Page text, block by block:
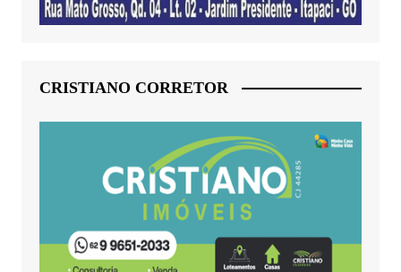
CRISTIANO CORRETOR